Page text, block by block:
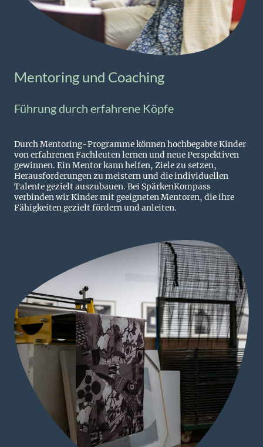
Mentoring und Coaching
Führung durch erfahrene Köpfe
Durch Mentoring-Programme können hochbegabte Kinder
von erfahrenen Fachleuten lernen und neue Perspektiven
gewinnen. Ein Mentor kann helfen, Ziele zu setzen,
Herausforderungen zu meistern und die individuellen
Talente gezielt auszubauen. Bei SpärkenKompass
verbinden wir Kinder mit geeigneten Mentoren, die ihre
Fähigkeiten gezielt fördern und anleiten.